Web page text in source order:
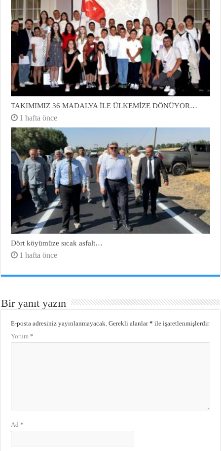
TAKIMIMIZ 36 MADALYA İLE ÜLKEMİZE DÖNÜYOR…
1 hafta önce
Dört köyümüze sıcak asfalt…
1 hafta önce
Bir yanıt yazın
E-posta adresiniz yayınlanmayacak. Gerekli alanlar* ile işaretlenmişlerdir
Yorum*
Ad*